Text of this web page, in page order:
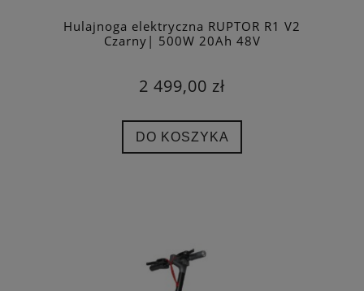
Hulajnoga elektryczna RUPTOR R1 V2
Czarny| 500W 20Ah 48V
2 499,00 zł
DO KOSZYKA